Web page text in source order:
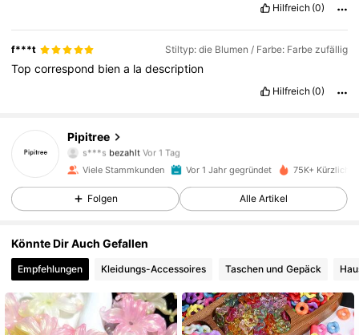
Hilfreich (0)
f***t Stiltyp: die Blumen / Farbe: Farbe zufällig
Topcorrespond biena ladescription
Hilfreich (0)
Pipitree
4,92 2.7K Follower
s***sbezahlt
4***0 istVor 1 Taggefolgt
Viele Stammkunden Vor 1 Jahr gegründet 75K+ Kürzlich
Folgen Alle Artikel
Könnte Dir Auch Gefallen
Empfehlungen Kleidungs-Accessoires Taschen und Gepäck